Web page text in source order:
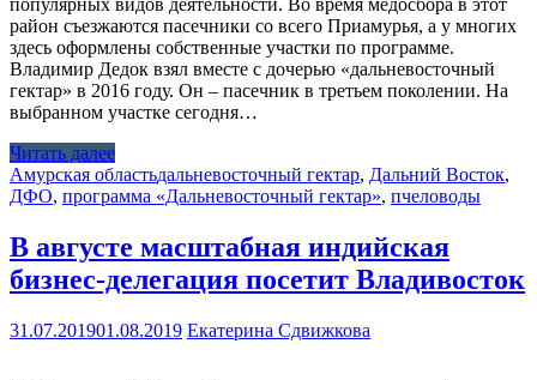
популярных видов деятельности. Во время медосбора в этот
район съезжаются пасечники со всего Приамурья, а у многих
здесь оформлены собственные участки по программе.
Владимир Дедок взял вместе с дочерью «дальневосточный
гектар» в 2016 году. Он – пасечник в третьем поколении. На
выбранном участке сегодня…
Читать далее
Амурская областьдальневосточный гектар, Дальний Восток,
ДФО, программа «Дальневосточный гектар», пчеловоды
В августе масштабная индийская
бизнес-делегация посетит Владивосток
31.07.201901.08.2019 Екатерина Сдвижкова